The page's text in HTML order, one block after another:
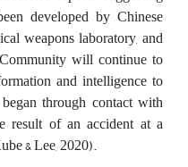
developed by Chinese
weapons laboratory, and
will continue to
and intelligence to
through contact with
result of an accident at a
& Lee, 2020).